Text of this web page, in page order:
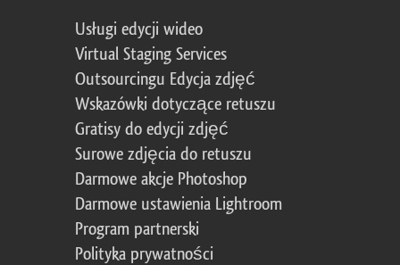
Usługi edycji wideo
Virtual Staging Services
Outsourcingu Edycja zdjęć
Wskazówki dotyczące retuszu
Gratisy do edycji zdjęć
Surowe zdjęcia do retuszu
Darmowe akcje Photoshop
Darmowe ustawienia Lightroom
Program partnerski
Polityka prywatności